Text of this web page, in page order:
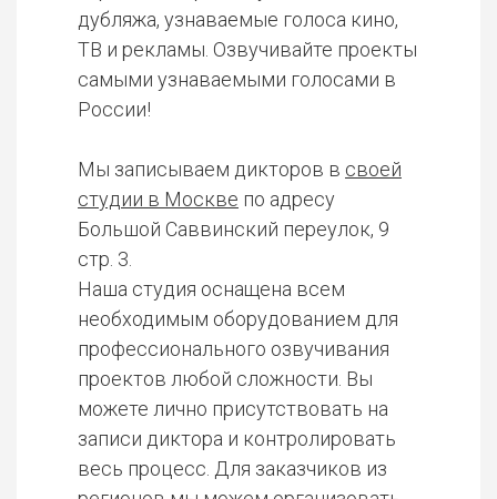
дубляжа, узнаваемые голоса кино,
ТВ и рекламы. Озвучивайте проекты
самыми узнаваемыми голосами в
России!
Мы записываем дикторов в своей
студии в Москве по адресу
Большой Саввинский переулок, 9
стр. 3.
Наша студия оснащена всем
необходимым оборудованием для
профессионального озвучивания
проектов любой сложности. Вы
можете лично присутствовать на
записи диктора и контролировать
весь процесс. Для заказчиков из